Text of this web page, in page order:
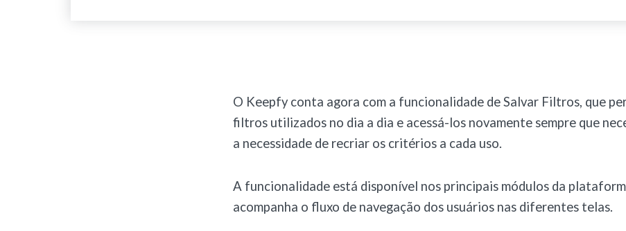
O Keepfy conta agora com a funcionalidade de Salvar Filtros, que
filtros utilizados no dia a dia e acessá-los novamente sempre que
a necessidade de recriar os critérios a cada uso.
A funcionalidade está disponível nos principais módulos da
acompanha o fluxo de navegação dos usuários nas diferentes telas.